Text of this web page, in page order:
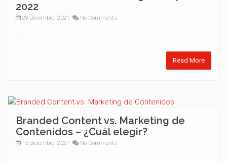
2022
29 diciembre, 2021 No Comments
...
Read More
Branded Content vs. Marketing de
Contenidos – ¿Cuál elegir?
15 diciembre, 2021 No Comments